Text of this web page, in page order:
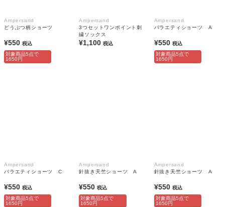
Ampersand
どうぶつ柄ショーツ
¥550 税込
対象商品5点で
1650円
Ampersand
3つセットワンポイント刺
繍ソックス
¥1,100税込
Ampersand
バラエティショーツ A
¥550 税込
対象商品5点で
1650円
Ampersand
バラエティショーツ C
¥550 税込
対象商品5点で
1650円
Ampersand
針抜き天竺ショーツ A
¥550税込
対象商品5点で
1650円
Ampersand
針抜き天竺ショーツ A
¥550 税込
対象商品5点で
1650円